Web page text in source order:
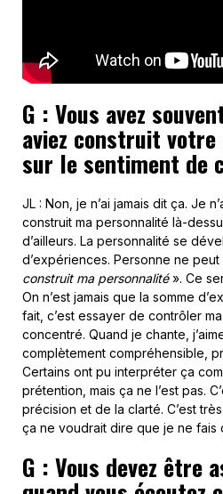
G : Vous avez
aviez construit
sur le sentiment de
JL : Non, je n’ai jamais dit ça. Je
construit ma personnalité là-
d’ailleurs. La personnalité se
d’expériences. Personne ne
construit ma personnalité». Ce
On n’est jamais que la somme
fait, c’est essayer de contrôler
concentré. Quand je chante,
complètement compréhensible,
Certains ont pu interpréter ça
prétention, mais ça ne l’est pas.
précision et de la clarté. C’est
ça ne voudrait dire que je ne fais
G : Vous devez être